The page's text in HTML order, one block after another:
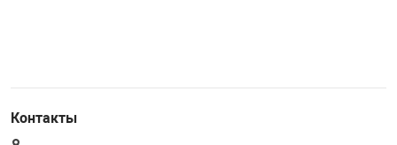
Контакты